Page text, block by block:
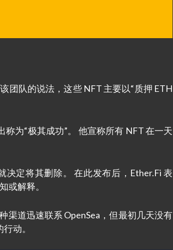
团队的说法，这些 NFT 主要以“质押 ETH
称为“极其成功”。 他宣称所有 NFT 在一天
决定将其删除。 在此发布后，Ether.Fi 表
或解释。
渠道迅速联系 OpenSea，但最初几天没有
动。